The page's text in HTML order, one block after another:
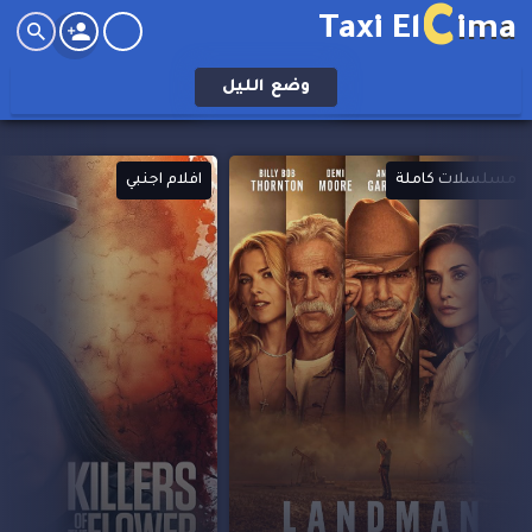
Taxi ElCima
وضع الليل
افلام اجنبي افلام اجنبي